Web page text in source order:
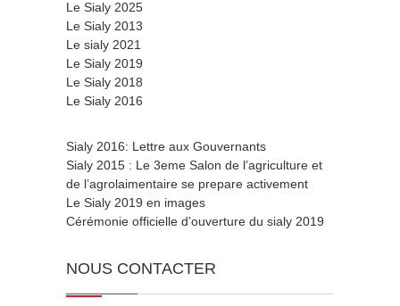
Le Sialy 2025
Le Sialy 2013
Le sialy 2021
Le Sialy 2019
Le Sialy 2018
Le Sialy 2016
Sialy 2016: Lettre aux Gouvernants
Sialy 2015 : Le 3eme Salon de l’agriculture et
de l’agrolaimentaire se prepare activement
Le Sialy 2019 en images
Cérémonie officielle d’ouverture du sialy 2019
NOUS CONTACTER